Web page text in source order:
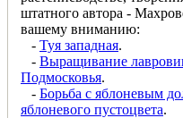
штатного автора -
вашему вниманию:
- Туя западная.
- Выращивание
Подмосковья.
- Борьба с яблоневым
яблоневого пустоцвета.